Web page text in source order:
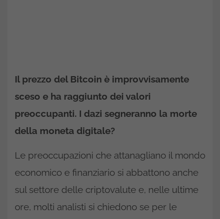
Il prezzo del Bitcoin è improvvisamente
sceso e ha raggiunto dei valori
preoccupanti. I dazi segneranno la morte
della moneta digitale?
Le preoccupazioni che attanagliano il mondo
economico e finanziario si abbattono anche
sul settore delle criptovalute e, nelle ultime
ore, molti analisti si chiedono se per le